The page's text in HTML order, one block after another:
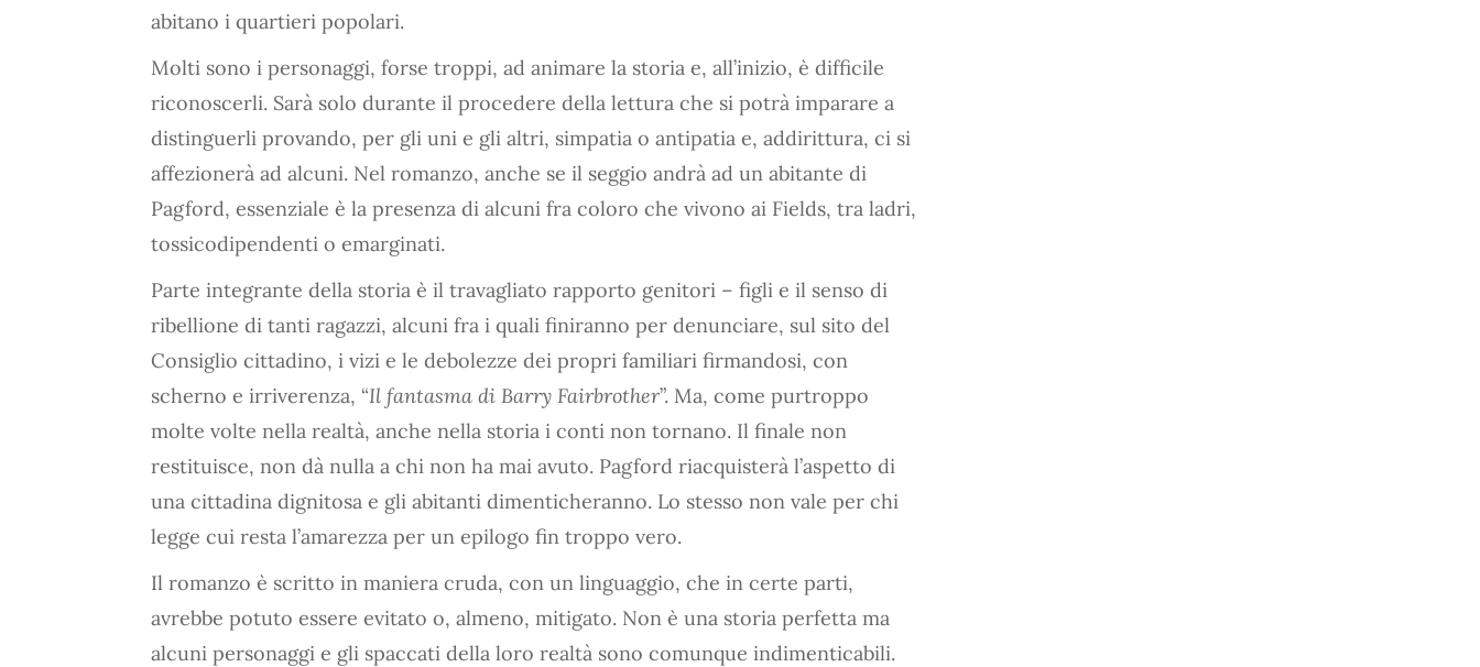
abitano i quartieri popolari.
Molti sono i personaggi, forse troppi, ad animare la storia e, all’inizio, è difficile
riconoscerli. Sarà solo durante il procedere della lettura che si potrà imparare a
distinguerli provando, per gli uni e gli altri, simpatia o antipatia e, addirittura, ci si
affezionerà ad alcuni. Nel romanzo, anche se il seggio andrà ad un abitante di
Pagford, essenziale è la presenza di alcuni fra coloro che vivono ai Fields, tra ladri,
tossicodipendenti o emarginati.
Parte integrante della storia è il travagliato rapporto genitori – figli e il senso di
ribellione di tanti ragazzi, alcuni fra i quali finiranno per denunciare, sul sito del
Consiglio cittadino, i vizi e le debolezze dei propri familiari firmandosi, con
scherno e irriverenza, “Il fantasma di Barry Fairbrother”. Ma, come purtroppo
molte volte nella realtà, anche nella storia i conti non tornano. Il finale non
restituisce, non dà nulla a chi non ha mai avuto. Pagford riacquisterà l’aspetto di
una cittadina dignitosa e gli abitanti dimenticheranno. Lo stesso non vale per chi
legge cui resta l’amarezza per un epilogo fin troppo vero.
Il romanzo è scritto in maniera cruda, con un linguaggio, che in certe parti,
avrebbe potuto essere evitato o, almeno, mitigato. Non è una storia perfetta ma
alcuni personaggi e gli spaccati della loro realtà sono comunque indimenticabili.